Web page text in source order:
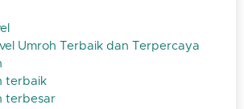
Umroh Terbaik dan Terpercaya
terbaik
terbesar